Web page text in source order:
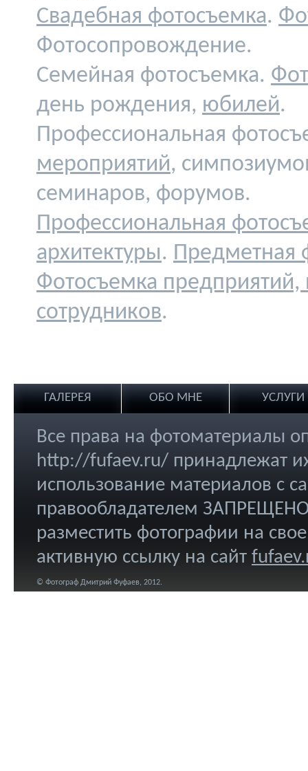
Свадебная фотосъемка.
Фотосопровождение.
Семейная фотосъемка.
день рождения, юбилей.
Профессиональная
мероприятий,
семинаров, форумов.
Профессиональная
архитектуры. Предметная
Фотосъемка
сотрудников.
ГАЛЕРЕЯ ОБО МНЕ УСЛУГИ
Все права на фотоматериалы
http://fufaev.ru/ принадлежат
использование материалов с
правообладателем
разместить фотографии на
активную ссылку на сайт
© Фотограф Дмитрий Фуфаев, 2012.